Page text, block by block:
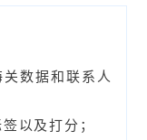
数据和联系人
以及打分；